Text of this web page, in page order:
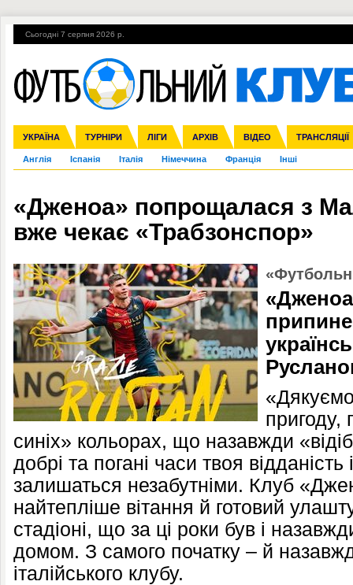
Сьогодні 7 серпня 2026 р.
УКРАЇНА ТУРНІРИ ЛІГИ АРХІВ ВІДЕО ТРАНСЛЯЦІЇ
Збірна Прем'єр-ліга Перша ліга Друга ліга Кубок України
Ліга чемпіонів Ліга Європи Міжнародні Ліга націй Ліга
Англія Іспанія Італія Німеччина Франція Інші
ЧС-2014 ЄВРО-2016 Росія Кубок конфедерацій ЧЄ-2015 (U-
Гарячі теми УПЛ, 1-й тур ВІЙНА УПЛ-ПЕРЕХОДИ
«Дженоа» попрощалася з
вже чекає «Трабзонспор»
пригоду,
синіх» кольорах, що назавжди
добрі та погані часи твоя
залишаться незабутніми. Клуб
найтепліше вітання й готовий
стадіоні, що за ці роки був і
домом. З самого початку – й
італійського клубу.